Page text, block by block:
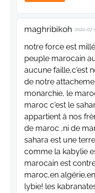
maghribikoh 2022-07-
notre force est
peuple marocain
aucune faille,c'est
de notre
monarchie, le
maroc c'est le
appartient à nos
de maroc ,ni de
sahara est une
comme la kabylie
marocain est
maroc,en
lybie! les